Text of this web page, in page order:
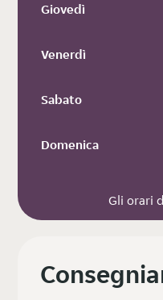
Giovedì
Venerdì
Sabato
Domenica
Gli orari